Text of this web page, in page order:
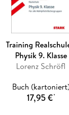
Checklisten
Texte
Erklärungen
ausführliche
Aufgaben
Training
Physik 9. Klasse
Lorenz Schröfl
Buch
17,95 €*